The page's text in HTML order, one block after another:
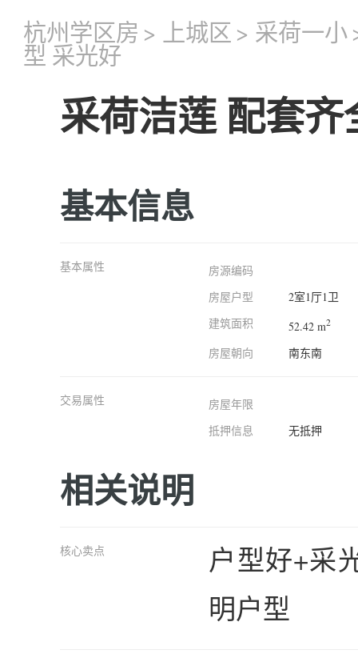
杭州学区房 > 上城区 > 采荷一小
型 采光好
采荷洁莲 配套
基本信息
基本属性
房源编码
房屋户型
2室1厅1卫
建筑面积
52.42 m2
房屋朝向 南东南
交易属性
房屋年限
抵押信息
无抵押
相关说明
核心卖点
户型好+采
明户型